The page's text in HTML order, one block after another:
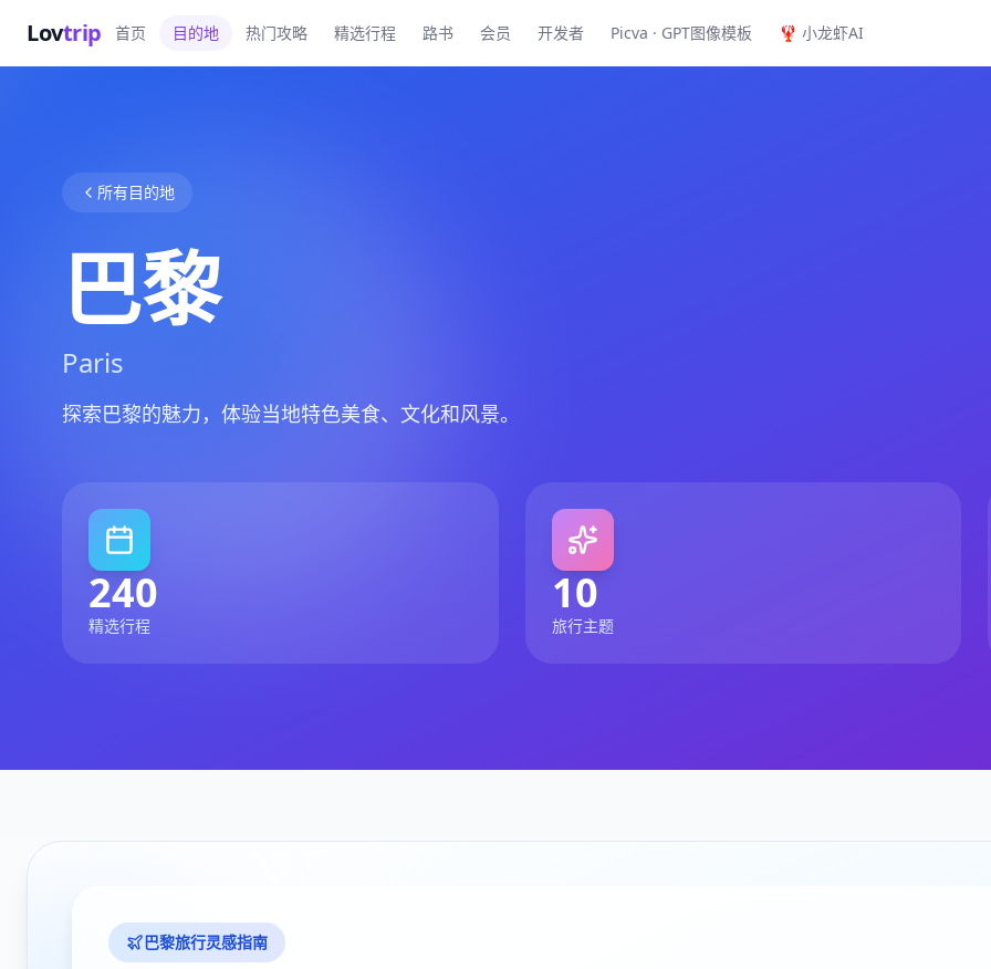
Lovtrip 首页 目的地 热门攻略 精选行程 路书 会员 开发者 Picva · GPT图像模板 🦞 小龙虾AI
所有目的地
巴黎
Paris
探索巴黎的魅力，体验当地特色美食、文化和风景。
240
精选行程
10
旅行主题
巴黎旅行灵感指南